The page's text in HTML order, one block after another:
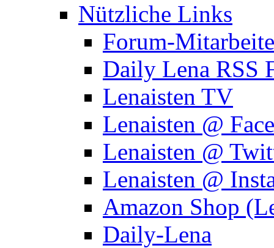
Nützliche Links
Forum-
Daily Lena RSS
Lenaisten TV
Lenaisten @
Lenaisten @
Lenaisten @
Amazon Shop
Daily-Lena